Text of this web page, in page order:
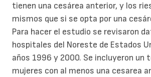
tienen una cesárea anterior, y los
mismos que si se opta por una
Para hacer el estudio se revisaron
hospitales del Noreste de Estados
años 1996 y 2000. Se incluyeron un
mujeres con al menos una cesarea